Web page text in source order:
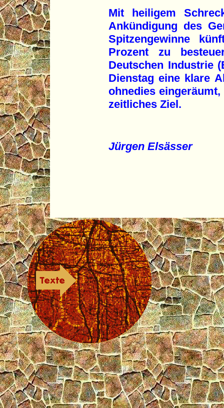
Mit heiligem
Ankündigung des
Spitzengewinne
Prozent zu
Deutschen Industrie
Dienstag eine klare
ohnedies
zeitliches Ziel.
Jürgen Elsässer